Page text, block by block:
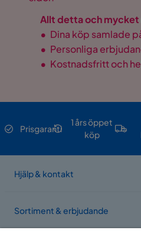
Allt detta och mycket
• Dina köp samlade
• Personliga
• Kostnadsfritt och
Prisgaranti
1 års öppet
köp
Hjälp & kontakt
Sortiment & erbjudande